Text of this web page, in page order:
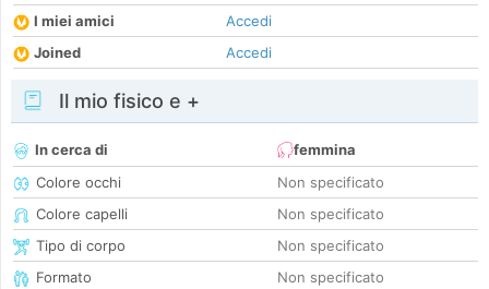
I miei amici
Accedi
Joined
Accedi
Il mio fisico e +
In cerca di
femmina
Colore occhi
Non specificato
Colore capelli
Non specificato
Tipo di corpo
Non specificato
Formato
Non specificato